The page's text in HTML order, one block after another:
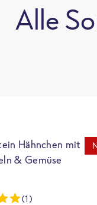
Alle
Hähnchen mit
& Gemüse
(1)